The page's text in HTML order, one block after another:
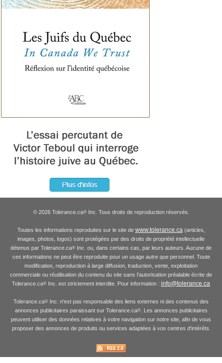
© 2026 Tolerance.ca®Inc. Tous droits de reproduction réservés.
Toutes les informations reproduites sur le site de www.tolerance.ca(articles,
images, photos, logos) sont protégées par des droits de propriété intellectuelle
détenus par Tolerance.ca® Inc. ou, dans certains cas, par leurs auteurs. Aucune de
ces informations ne peut être reproduite pour un usage autre que personnel. Toute
modification, reproduction à large diffusion, traduction, vente, exploitation
commerciale ou réutilisation du contenu du site sans l'autorisation préalable écrite de
Tolerance.ca® Inc. est strictement interdite. Pour information : info@tolerance.ca
Tolerance.ca® Inc. n'est pas responsable des liens externes ni des contenus des
annonces publicitaires paraissant sur Tolerance.ca®. Les annonces publicitaires
peuvent utiliser des données relatives à votre navigation sur notre site, afin de vous
proposer des annonces de produits ou services adaptées à vos centres d'intérêts.